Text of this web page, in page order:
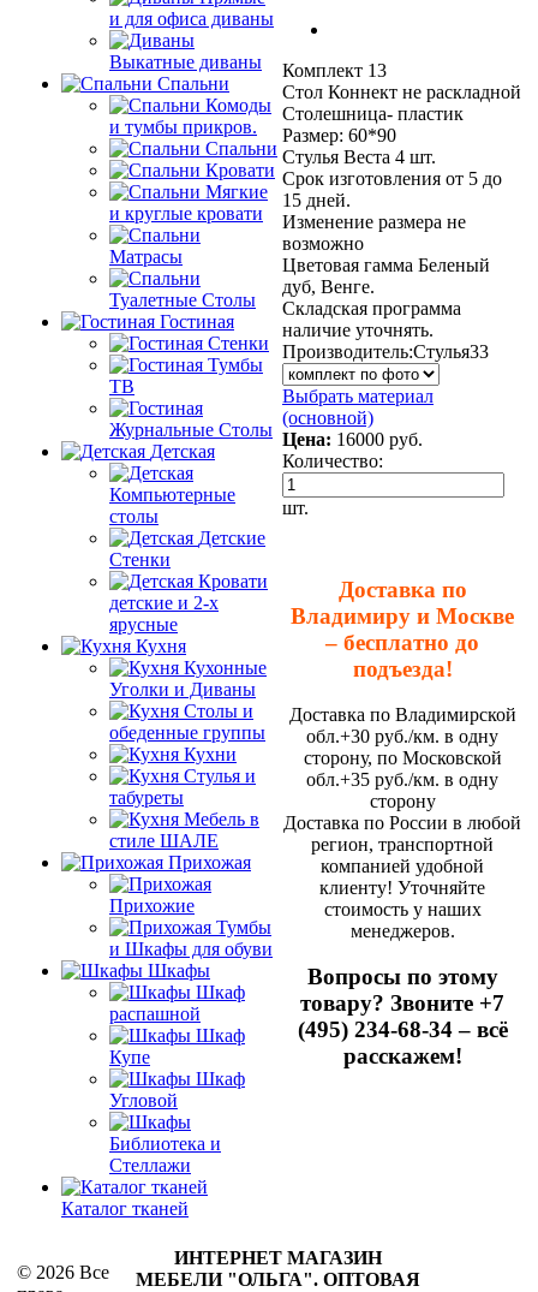
и для офиса диваны
Выкатные диваны
Спальни
Комоды
и тумбы прикров.
Спальни
Кровати
Мягкие
и круглые кровати
Матрасы
Туалетные Столы
Гостиная
Стенки
Тумбы
ТВ
Журнальные Столы
Детская
Компьютерные
столы
Детские
Стенки
Кровати
детские и 2-х
ярусные
Кухня
Кухонные
Уголки и Диваны
Столы и
обеденные группы
Кухни
Стулья и
табуреты
Мебель в
стиле ШАЛЕ
Прихожая
Прихожие
Тумбы
и Шкафы для обуви
Шкафы
Шкаф
распашной
Шкаф
Купе
Шкаф
Угловой
Библиотека и
Стеллажи
Каталог тканей
Комплект 13
Стол Коннект не раскладной
Столешница- пластик
Размер: 60*90
Стулья Веста 4 шт.
Срок изготовления от 5 до
15 дней.
Изменение размера не
возможно
Цветовая гамма Беленый
дуб, Венге.
Складская программа
наличие уточнять.
Производитель:Стулья33
Выбрать материал
(основной)
Цена: 16000 руб.
Количество:
шт.
Доставка по
Владимиру и Москве
– бесплатно до
подъезда!
Доставка по Владимирской
обл.+30 руб./км. в одну
сторону, по Московской
обл.+35 руб./км. в одну
сторону
Доставка по России в любой
регион, транспортной
компанией удобной
клиенту! Уточняйте
стоимость у наших
менеджеров.
Вопросы по этому
товару? Звоните +7
(495) 234-68-34 – всё
расскажем!
© 2026 Все
ИНТЕРНЕТ МАГАЗИН
МЕБЕЛИ "ОЛЬГА". ОПТОВАЯ